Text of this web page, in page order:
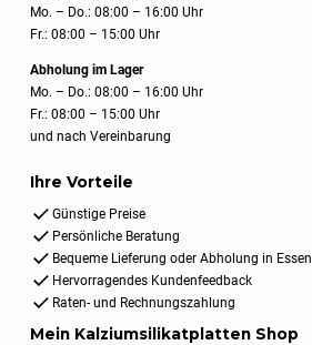
Mo. – Do.: 08:00 – 16:00 Uhr
Fr.: 08:00 – 15:00 Uhr
Abholung im Lager
Mo. – Do.: 08:00 – 16:00 Uhr
Fr.: 08:00 – 15:00 Uhr
und nach Vereinbarung
Ihre Vorteile
Günstige Preise
Persönliche Beratung
Bequeme Lieferung oder Abholung in Essen
Hervorragendes Kundenfeedback
Raten- und Rechnungszahlung
Mein Kalziumsilikatplatten Shop